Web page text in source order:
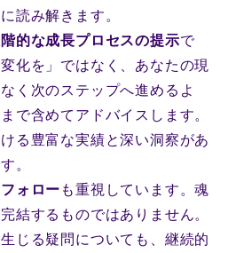
読み解きます。
的な成長プロセスの提示で
化を」ではなく、あなたの現
く次のステップへ進めるよ
で含めてアドバイスします。
る豊富な実績と深い洞察があ
。
ォロー も重視しています。魂
結するものではありません。
じる疑問についても、継続的